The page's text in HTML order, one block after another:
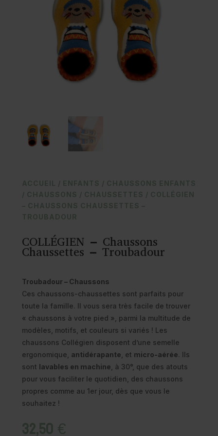
ACCUEIL / ENFANTS / CHAUSSONS ENFANTS
/ CHAUSSONS / CHAUSSETTES / COLLÉGIEN
– CHAUSSONS CHAUSSETTES –
TROUBADOUR
COLLÉGIEN – Chaussons
Chaussettes – Troubadour
Troubadour – Chaussons
Ces chaussons-chaussettes sont parfaits pour
toute la famille. Il vous sera très facile de trouver
« chaussons à votre pied », parmi la multitude de
modèles, motifs, et couleurs si variés ! Les
chaussons Collégien disposent d’une semelle
ergonomique, antidérapante , et micro-aérée. Ils
sont lavables en machine , à 30°, que des atouts
pour vous faciliter le quotidien, des chaussons
propres comme au 1er jour, dès que vous le
souhaitez !
32,50€